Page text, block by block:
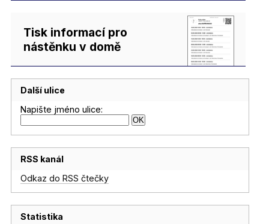
Tisk informací pro
nástěnku v domě
Další ulice
Napište jméno ulice:
RSS kanál
Odkaz do RSS čtečky
Statistika